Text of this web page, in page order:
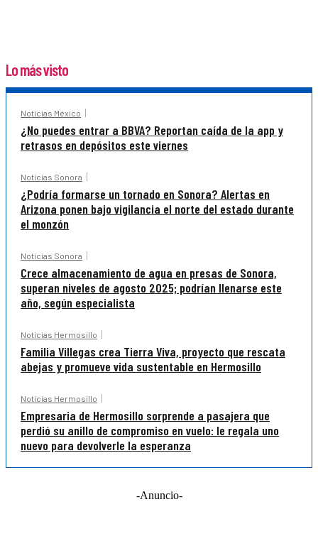
Lo más visto
Noticias México
¿No puedes entrar a BBVA? Reportan caída de la app y
retrasos en depósitos este viernes
Noticias Sonora
¿Podría formarse un tornado en Sonora? Alertas en
Arizona ponen bajo vigilancia el norte del estado durante
el monzón
Noticias Sonora
Crece almacenamiento de agua en presas de Sonora,
superan niveles de agosto 2025; podrían llenarse este
año, según especialista
Noticias Hermosillo
Familia Villegas crea Tierra Viva, proyecto que rescata
abejas y promueve vida sustentable en Hermosillo
Noticias Hermosillo
Empresaria de Hermosillo sorprende a pasajera que
perdió su anillo de compromiso en vuelo: le regala uno
nuevo para devolverle la esperanza
-Anuncio-